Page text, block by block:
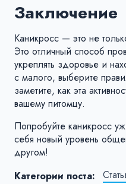
Заключение
Каникросс — это не
Это отличный способ
укреплять здоровье и
с малого, выберите
заметите, как эта
вашему питомцу.
Попробуйте каникросс
себя новый уровень
другом!
Категории поста: